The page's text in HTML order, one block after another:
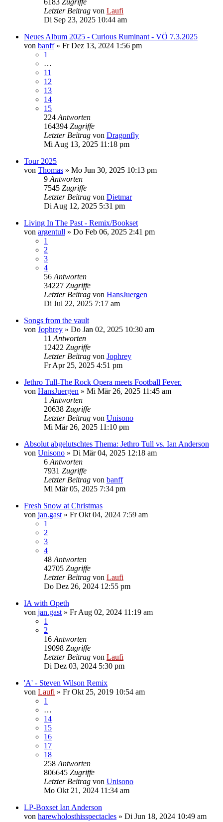
Letzter Beitrag von Laufi
Di Sep 23, 2025 10:44 am
Neues Album 2025 - Curious Ruminant - VÖ 7.3.2025
von banff» Fr Dez 13, 2024 1:56 pm
1
…
11
12
13
14
15
224 Antworten
164394 Zugriffe
Letzter Beitrag von Dragonfly
Mi Aug 13, 2025 11:18 pm
Tour 2025
von Thomas » Mo Jun 30, 2025 10:13 pm
9 Antworten
7545 Zugriffe
Letzter Beitrag von Dietmar
Di Aug 12, 2025 5:31 pm
Living In The Past - Remix/Bookset
von argentull » Do Feb 06, 2025 2:41 pm
1
2
3
4
56 Antworten
34227 Zugriffe
Letzter Beitrag von HansJuergen
Di Jul 22, 2025 7:17 am
Songs from the vault
von Jophrey » Do Jan 02, 2025 10:30 am
11 Antworten
12422 Zugriffe
Letzter Beitrag von Jophrey
Fr Apr 25, 2025 4:51 pm
Jethro Tull-The Rock Opera meets Football Fever.
von HansJuergen » Mi Mär 26, 2025 11:45 am
1 Antworten
20638 Zugriffe
Letzter Beitrag von Unisono
Mi Mär 26, 2025 11:10 pm
Absolut abgelutschtes Thema: Jethro Tull vs. Ian Anderson
von Unisono » Di Mär 04, 2025 12:18 am
6 Antworten
7931 Zugriffe
Letzter Beitrag von banff
Mi Mär 05, 2025 7:34 pm
Fresh Snow at Christmas
von jan.gast » Fr Okt 04, 2024 7:59 am
1
2
3
4
48 Antworten
42705 Zugriffe
Letzter Beitrag von Laufi
Do Dez 26, 2024 12:55 pm
IA with Opeth
von jan.gast » Fr Aug 02, 2024 11:19 am
1
2
16 Antworten
19098 Zugriffe
Letzter Beitrag von Laufi
Di Dez 03, 2024 5:30 pm
'A' - Steven Wilson Remix
von Laufi » Fr Okt 25, 2019 10:54 am
1
…
14
15
16
17
18
258 Antworten
806645 Zugriffe
Letzter Beitrag von Unisono
Mo Okt 21, 2024 11:34 am
LP-Boxset Ian Anderson
von harewholosthisspectacles » Di Jun 18, 2024 10:49 am